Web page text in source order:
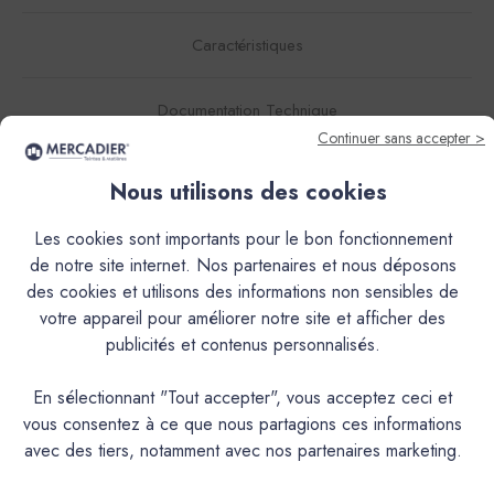
Caractéristiques
Documentation Technique
Couleurs & Échantillons
spéciaux, charges minérales, fluidifiants et additifs.Sa
formule lui confère à la fois des propriétés décoratives par
la finesse de son grain, ainsi qu’une grande résistance
mécanique, du niveau d'un classement à P4S.De
consistance fluide, il peut être facilement mis en œuvre et
donne l'aspect d’un béton lissé, teinté dans la masse.
Comme tous les ‘bétons cirés’, il présentera plus ou moins
de nuances selon la couleur et les conditions
Continuer sans accepter >
Nous utilisons des cookies
Les cookies sont importants pour le bon fonctionnement
de notre site internet. Nos partenaires et nous déposons
des cookies et utilisons des informations non sensibles de
votre appareil pour améliorer notre site et afficher des
publicités et contenus personnalisés.
En sélectionnant "Tout accepter", vous acceptez ceci et
vous consentez à ce que nous partagions ces informations
avec des tiers, notamment avec nos partenaires marketing.